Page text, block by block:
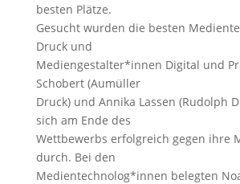
besten Plätze.
Gesucht wurden die besten
Druck und
Mediengestalter*innen Digital und
Schobert (Aumüller
Druck) und Annika Lassen (Rudolph
sich am Ende des
Wettbewerbs erfolgreich gegen ihre
durch. Bei den
Medientechnolog*innen belegten